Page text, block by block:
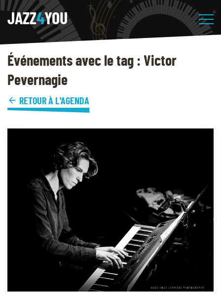
JAZZ4YOU
Événements avec le tag : Victor
Pevernagie
RETOUR À L'AGENDA